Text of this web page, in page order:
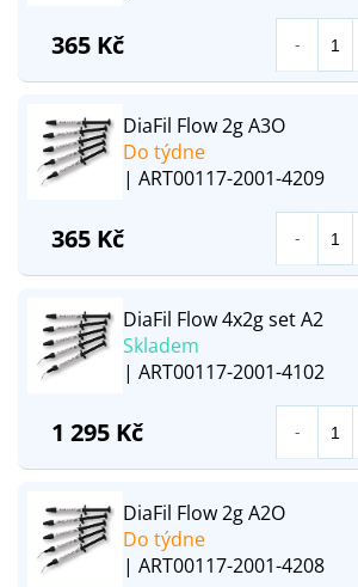
365 Kč
DiaFil Flow 2g A3O
Do týdne
| ART00117-2001-4209
365 Kč
DiaFil Flow 4x2g set A2
Skladem
| ART00117-2001-4102
1 295 Kč
DiaFil Flow 2g A2O
Do týdne
| ART00117-2001-4208